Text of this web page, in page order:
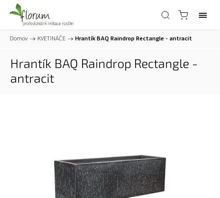
Domov / KVETINÁČE / Hrantík BAQ Raindrop Rectangle - antracit
Hrantík BAQ Raindrop Rectangle -
antracit